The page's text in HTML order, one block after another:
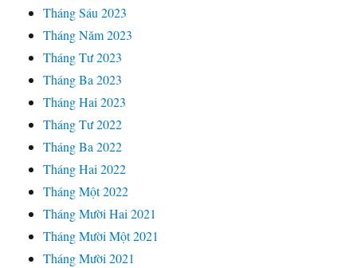
Tháng Sáu 2023
Tháng Năm 2023
Tháng Tư 2023
Tháng Ba 2023
Tháng Hai 2023
Tháng Tư 2022
Tháng Ba 2022
Tháng Hai 2022
Tháng Một 2022
Tháng Mười Hai 2021
Tháng Mười Một 2021
Tháng Mười 2021